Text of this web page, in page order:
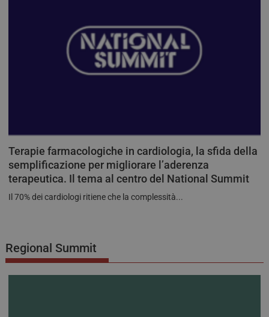
Terapie farmacologiche in cardiologia, la sfida della
semplificazione per migliorare l’aderenza
terapeutica. Il tema al centro del National Summit
Il 70% dei cardiologi ritiene che la complessità...
Regional Summit